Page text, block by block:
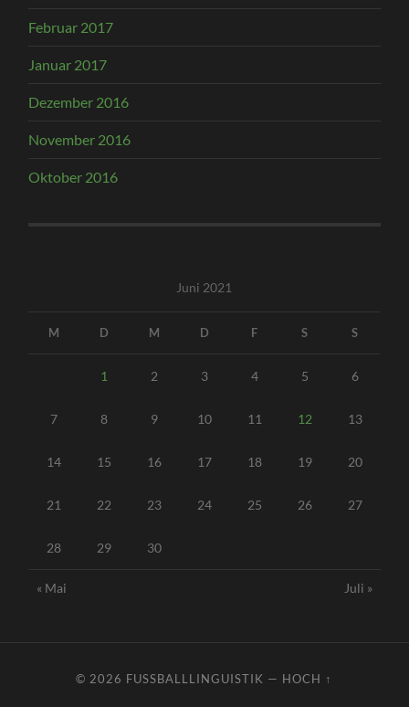
Februar 2017
Januar 2017
Dezember 2016
November 2016
Oktober 2016
Juni 2021
M D M D F S S
1 2 3 4 5 6
7 8 9 10 11 12 13
14 15 16 17 18 19 20
21 22 23 24 25 26 27
28 29 30
« Mai Juli »
© 2026 FUSSBALLLINGUISTIK — HOCH ↑